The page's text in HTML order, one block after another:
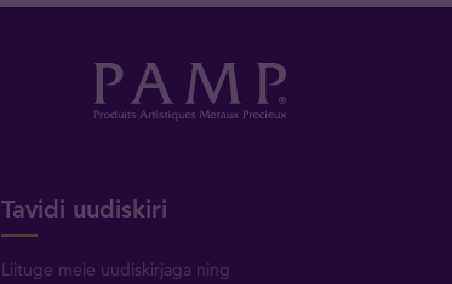
Tavidi uudiskiri
Liituge meie uudiskirjaga ning